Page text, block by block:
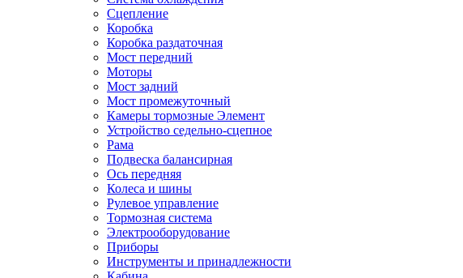
Сцепление
Коробка
Коробка раздаточная
Мост передний
Моторы
Мост задний
Мост промежуточный
Камеры тормозные Элемент
Устройство седельно-сцепное
Рама
Подвеска балансирная
Ось передняя
Колеса и шины
Рулевое управление
Тормозная система
Электрооборудование
Приборы
Инструменты и принадлежности